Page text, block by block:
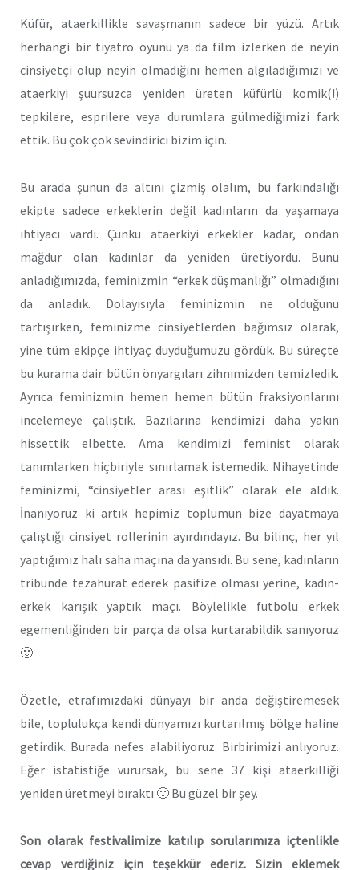
Küfür, ataerkillikle savaşmanın sadece bir yüzü. Artık
herhangi bir tiyatro oyunu ya da film izlerken de neyin
cinsiyetçi olup neyin olmadığını hemen algıladığımızı ve
ataerkiyi şuursuzca yeniden üreten küfürlü komik(!)
tepkilere, esprilere veya durumlara gülmediğimizi fark
ettik. Bu çok çok sevindirici bizim için.
Bu arada şunun da altını çizmiş olalım, bu farkındalığı
ekipte sadece erkeklerin değil kadınların da yaşamaya
ihtiyacı vardı. Çünkü ataerkiyi erkekler kadar, ondan
mağdur olan kadınlar da yeniden üretiyordu. Bunu
anladığımızda, feminizmin “erkek düşmanlığı” olmadığını
da anladık. Dolayısıyla feminizmin ne olduğunu
tartışırken, feminizme cinsiyetlerden bağımsız olarak,
yine tüm ekipçe ihtiyaç duyduğumuzu gördük. Bu süreçte
bu kurama dair bütün önyargıları zihnimizden temizledik.
Ayrıca feminizmin hemen hemen bütün fraksiyonlarını
incelemeye çalıştık. Bazılarına kendimizi daha yakın
hissettik elbette. Ama kendimizi feminist olarak
tanımlarken hiçbiriyle sınırlamak istemedik. Nihayetinde
feminizmi, “cinsiyetler arası eşitlik” olarak ele aldık.
İnanıyoruz ki artık hepimiz toplumun bize dayatmaya
çalıştığı cinsiyet rollerinin ayırdındayız. Bu bilinç, her yıl
yaptığımız halı saha maçına da yansıdı. Bu sene, kadınların
tribünde tezahürat ederek pasifize olması yerine, kadın-
erkek karışık yaptık maçı. Böylelikle futbolu erkek
egemenliğinden bir parça da olsa kurtarabildik sanıyoruz
🙂
Özetle, etrafımızdaki dünyayı bir anda değiştiremesek
bile, toplulukça kendi dünyamızı kurtarılmış bölge haline
getirdik. Burada nefes alabiliyoruz. Birbirimizi anlıyoruz.
Eğer istatistiğe vurursak, bu sene 37 kişi ataerkilliği
yeniden üretmeyi bıraktı 🙂 Bu güzel bir şey.
Son olarak festivalimize katılıp sorularımıza içtenlikle
cevap verdiğiniz için teşekkür ederiz. Sizin eklemek